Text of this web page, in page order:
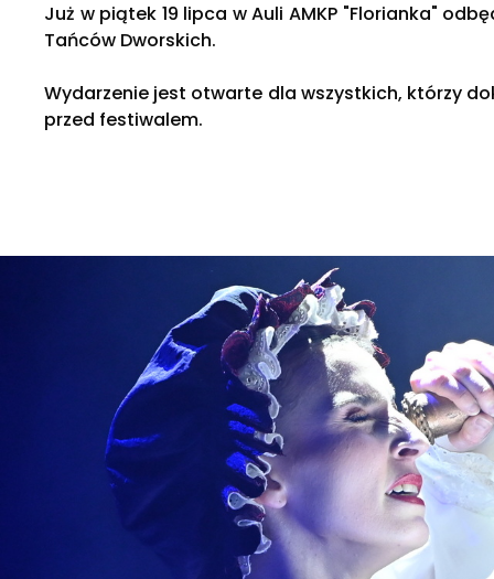
Już w piątek 19 lipca w Auli AMKP "Florianka"
Tańców Dworskich.
Wydarzenie jest otwarte dla wszystkich, którzy
przed festiwalem.